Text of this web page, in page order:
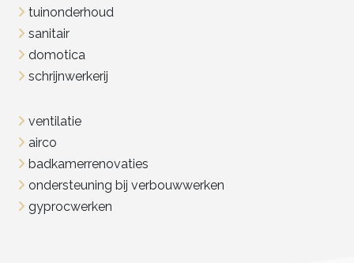
tuinonderhoud
sanitair
domotica
schrijnwerkerij
ventilatie
airco
badkamerrenovaties
ondersteuning bij verbouwwerken
gyprocwerken